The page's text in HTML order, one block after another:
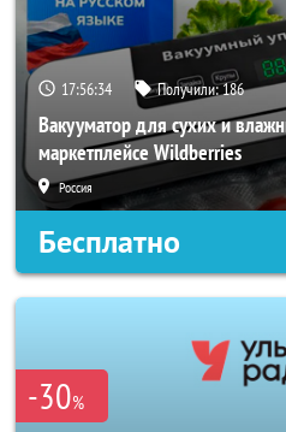
17:56:32 Получили:186
Вакууматор для сухих и
маркетплейсе Wildberries
Россия
Бесплатно
-30%